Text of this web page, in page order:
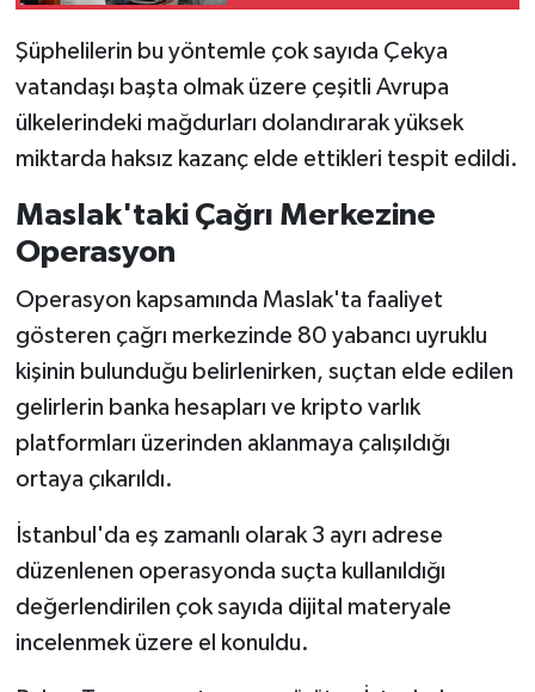
Şüphelilerin bu yöntemle çok sayıda Çekya
vatandaşı başta olmak üzere çeşitli Avrupa
ülkelerindeki mağdurları dolandırarak yüksek
miktarda haksız kazanç elde ettikleri tespit edildi.
Maslak'taki Çağrı Merkezine
Operasyon
Operasyon kapsamında Maslak'ta faaliyet
gösteren çağrı merkezinde 80 yabancı uyruklu
kişinin bulunduğu belirlenirken, suçtan elde edilen
gelirlerin banka hesapları ve kripto varlık
platformları üzerinden aklanmaya çalışıldığı
ortaya çıkarıldı.
İstanbul'da eş zamanlı olarak 3 ayrı adrese
düzenlenen operasyonda suçta kullanıldığı
değerlendirilen çok sayıda dijital materyale
incelenmek üzere el konuldu.